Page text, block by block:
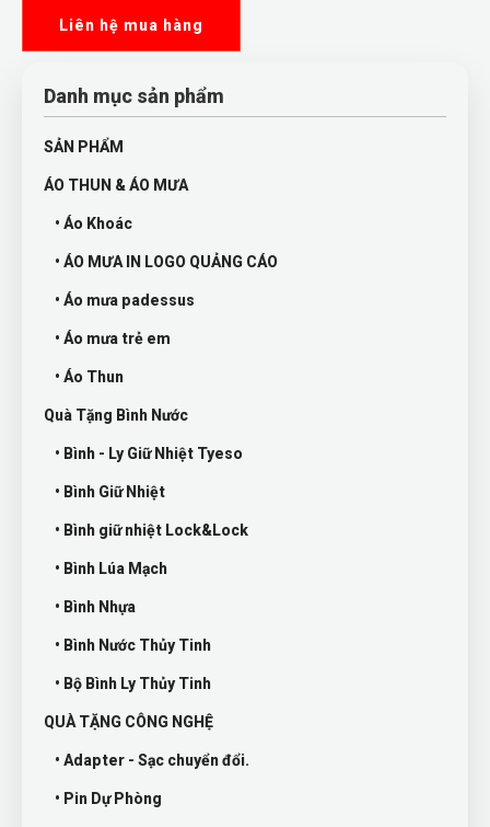
Liên hệ mua hàng
Danh mục sản phẩm
SẢN PHẨM
ÁO THUN & ÁO MƯA
• Áo Khoác
• ÁO MƯA IN LOGO QUẢNG CÁO
• Áo mưa padessus
• Áo mưa trẻ em
• Áo Thun
Quà Tặng Bình Nước
• Bình - Ly Giữ Nhiệt Tyeso
• Bình Giữ Nhiệt
• Bình giữ nhiệt Lock&Lock
• Bình Lúa Mạch
• Bình Nhựa
• Bình Nước Thủy Tinh
• Bộ Bình Ly Thủy Tinh
QUÀ TẶNG CÔNG NGHỆ
• Adapter - Sạc chuyển đổi.
• Pin Dự Phòng